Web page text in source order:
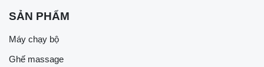
SẢN PHẨM
Máy chạy bộ
Ghế massage